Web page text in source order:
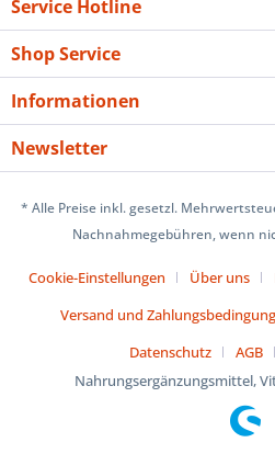
Service Hotline
Shop Service
Informationen
Newsletter
* Alle Preise inkl. gesetzl.
Nachnahmegebühren, wenn
Cookie-Einstellungen Über uns
Versand und
Datenschutz
AGB
Nahrungsergänzungsmittel,